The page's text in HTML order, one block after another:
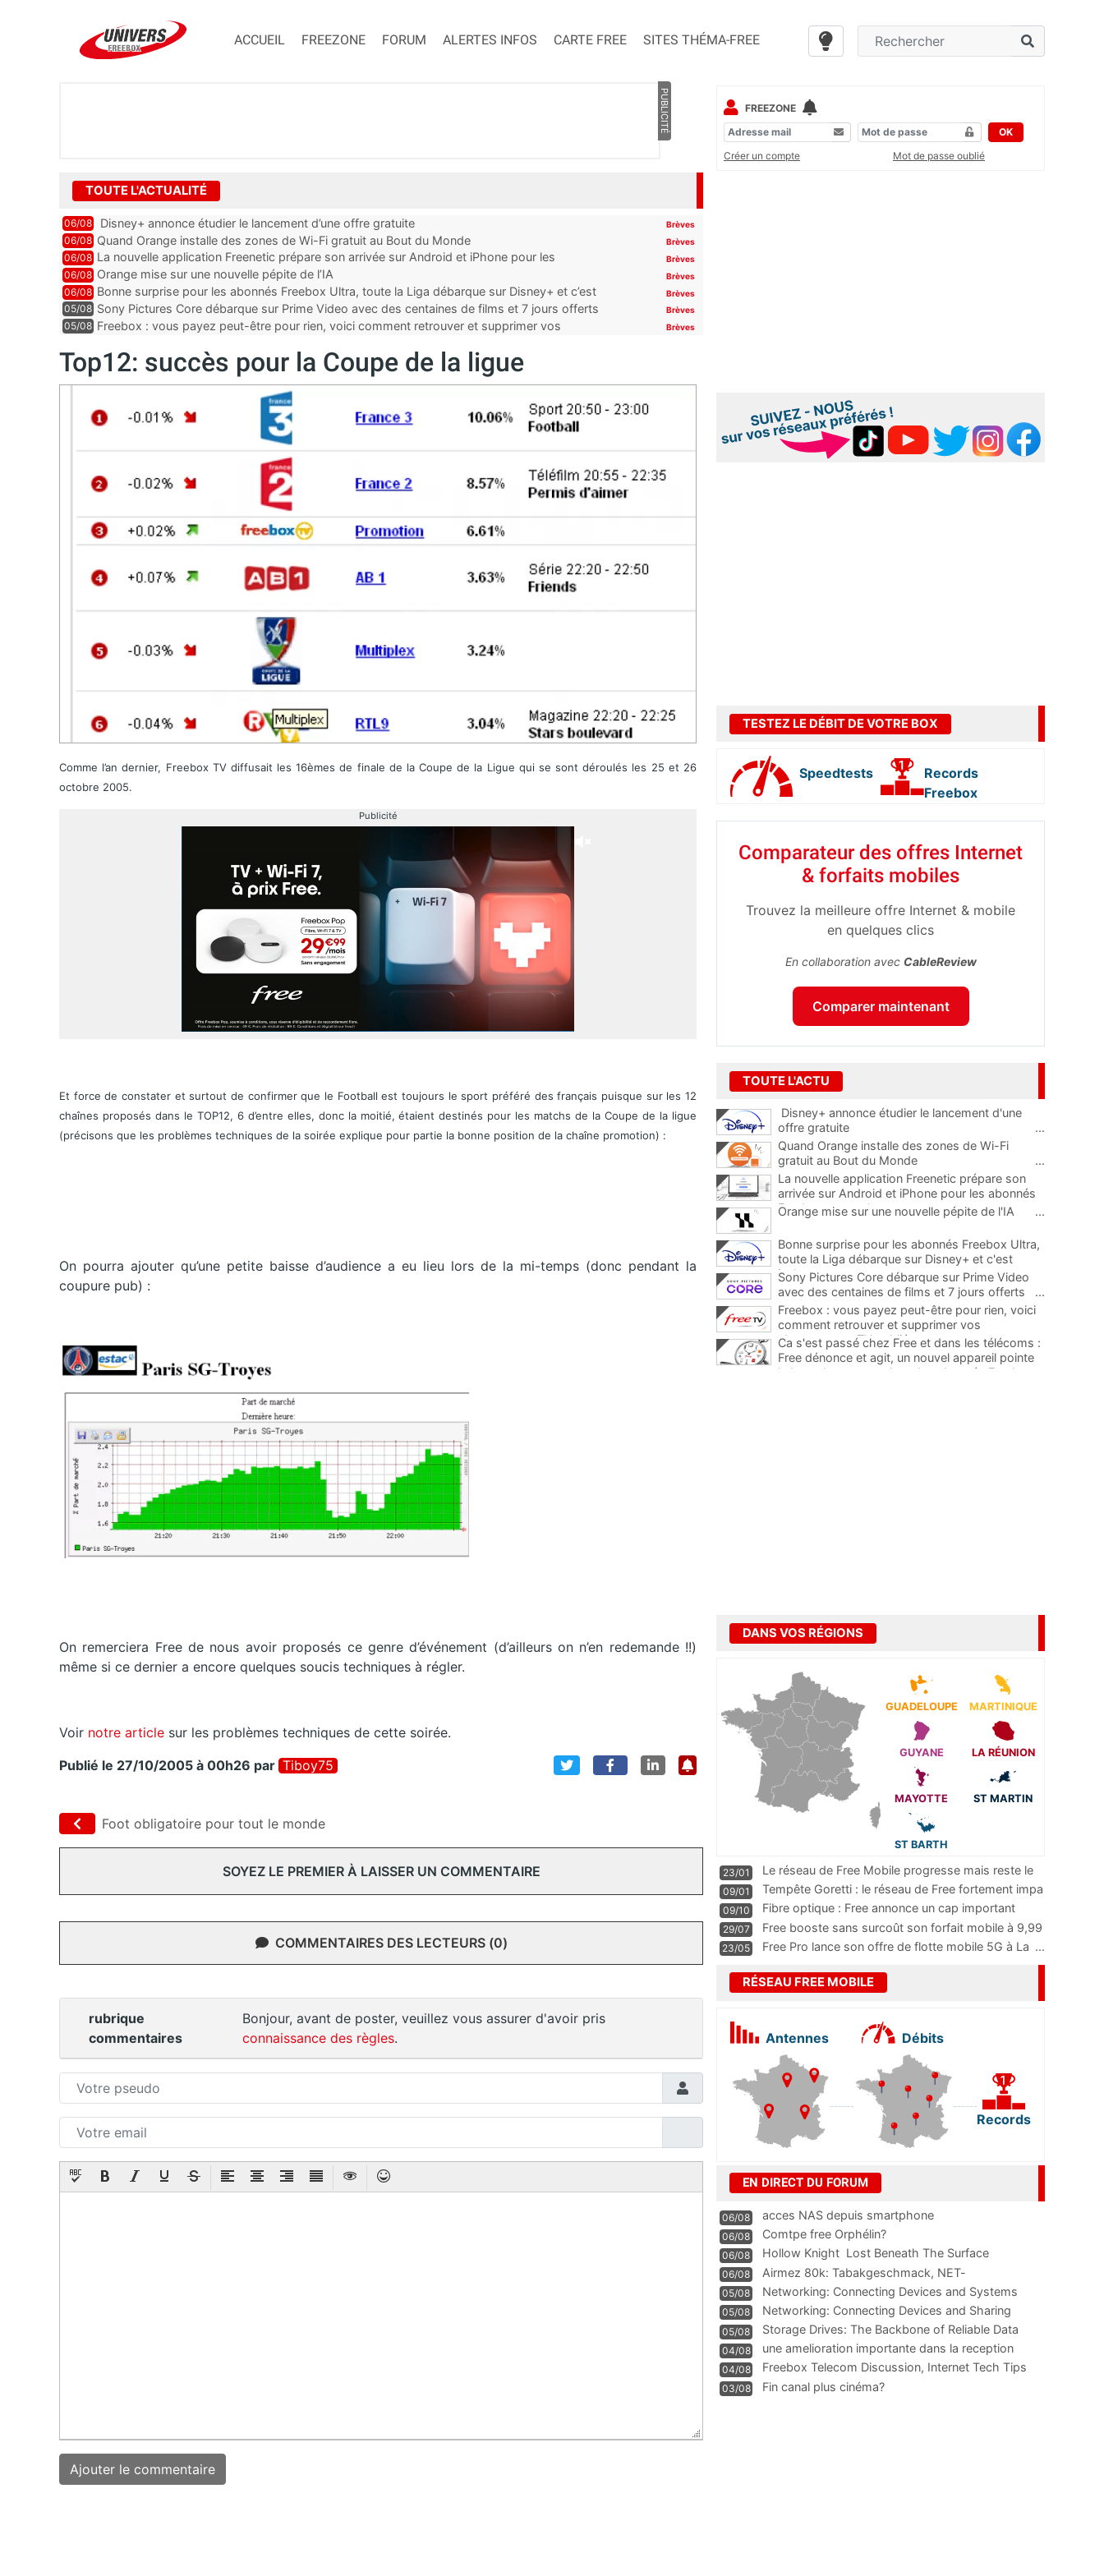
ACCUEIL FREEZONE FORUM ALERTES INFOS CARTE FREE SITES THÉMA-FREE
PUBLICITÉ
TOUTE L'ACTUALITÉ
06/08 Disney+ annonce étudier le lancement d’une offre gratuite Brèves
06/08 Quand Orange installe des zones de Wi-Fi gratuit au Bout du Monde Brèves
06/08 La nouvelle application Freenetic prépare son arrivée sur Android et iPhone pour les
abonnés Freebox, testez la
Brèves
06/08 Orange mise sur une nouvelle pépite de l’IA Brèves
06/08 Bonne surprise pour les abonnés Freebox Ultra, toute la Liga débarque sur Disney+ et c’est
inclus
Brèves
05/08 Sony Pictures Core débarque sur Prime Video avec des centaines de films et 7 jours offerts Brèves
05/08 Freebox : vous payez peut-être pour rien, voici comment retrouver et supprimer vos
Brèves
Top12: succès pour la Coupe de la ligue
Comme l’an dernier, Freebox TV diffusait les 16èmes de finale de la Coupe de la Ligue qui se sont déroulés les 25 et 26
octobre 2005.
Publicité
Et force de constater et surtout de confirmer que le Football est toujours le sport préféré des français puisque sur les 12
chaînes proposés dans le TOP12, 6 d’entre elles, donc la moitié, étaient destinés pour les matchs de la Coupe de la ligue
(précisons que les problèmes techniques de la soirée explique pour partie la bonne position de la chaîne promotion) :
On pourra ajouter qu’une petite baisse d’audience a eu lieu lors de la mi-temps (donc pendant la
coupure pub) :
On remerciera Free de nous avoir proposés ce genre d’événement (d’ailleurs on n’en redemande !!)
même si ce dernier a encore quelques soucis techniques à régler.
Voir notre article sur les problèmes techniques de cette soirée.
Publié le 27/10/2005 à 00h26 par Tiboy75
Foot obligatoire pour tout le monde
SOYEZ LE PREMIER À LAISSER UN COMMENTAIRE
COMMENTAIRES DES LECTEURS (0)
rubrique
commentaires
Bonjour, avant de poster, veuillez vous assurer d'avoir pris
connaissance des règles.
FREEZONE
OK
Créer un compte
Mot de passe oublié
TESTEZ LE DÉBIT DE VOTRE BOX
Speedtests
Records
Freebox
Comparateur des offres Internet
& forfaits mobiles
Trouvez la meilleure offre Internet & mobile
en quelques clics
En collaboration avec CableReview
Comparer maintenant
TOUTE L'ACTU
Disney+ annonce étudier le lancement d'une
offre gratuite
...
Quand Orange installe des zones de Wi-Fi
gratuit au Bout du Monde
...
La nouvelle application Freenetic prépare son
arrivée sur Android et iPhone pour les abonnés
Freebox, testez la
Orange mise sur une nouvelle pépite de l'IA ...
Bonne surprise pour les abonnés Freebox Ultra,
toute la Liga débarque sur Disney+ et c'est
inclus
Sony Pictures Core débarque sur Prime Video
avec des centaines de films et 7 jours offerts
...
Freebox : vous payez peut-être pour rien, voici
comment retrouver et supprimer vos
abonnements TV oubliés
...
Ca s'est passé chez Free et dans les télécoms :
Free dénonce et agit, un nouvel appareil pointe
le bout de son nez chez des abonnés Freebox...
DANS VOS RÉGIONS
GUADELOUPE MARTINIQUE
GUYANE LA RÉUNION
MAYOTTE ST MARTIN
ST BARTH
23/01
Le réseau de Free Mobile progresse mais reste le
m
...
09/01
Tempête Goretti : le réseau de Free fortement impa
09/10
Fibre optique : Free annonce un cap important
pass
...
29/07
Free booste sans surcoût son forfait mobile à 9,99
23/05 Free Pro lance son offre de flotte mobile 5G à La ...
RÉSEAU FREE MOBILE
Antennes Débits
Records
EN DIRECT DU FORUM
06/08 acces NAS depuis smartphone
06/08 Comtpe free Orphélin?
06/08 Hollow Knight  Lost Beneath The Surface
06/08
Airmez 80k: Tabakgeschmack, NET-
Technologie und Leistung im
05/08 Networking: Connecting Devices and Systems
05/08
Networking: Connecting Devices and Sharing
Information
05/08
Storage Drives: The Backbone of Reliable Data
Management
04/08
une amelioration importante dans la reception
WIFI
04/08
Freebox Telecom Discussion, Internet Tech Tips
Communi
03/08 Fin canal plus cinéma?